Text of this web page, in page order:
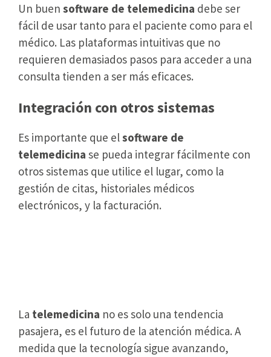
Un buen software de telemedicina debe ser
fácil de usar tanto para el paciente como para el
médico. Las plataformas intuitivas que no
requieren demasiados pasos para acceder a una
consulta tienden a ser más eficaces.
Integración con otros sistemas
Es importante que elsoftware de
telemedicina se pueda integrar fácilmente con
otros sistemas que utilice el lugar, como la
gestión de citas, historiales médicos
electrónicos, y la facturación.
La telemedicina no es solo una tendencia
pasajera, es el futuro de la atención médica. A
medida que la tecnología sigue avanzando,